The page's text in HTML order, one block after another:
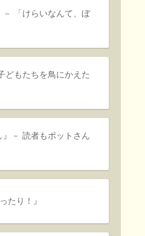
－ 「けらいなんて、ぼ
どもたちを鳥にかえた
』－ 読者もポットさん
たり！』